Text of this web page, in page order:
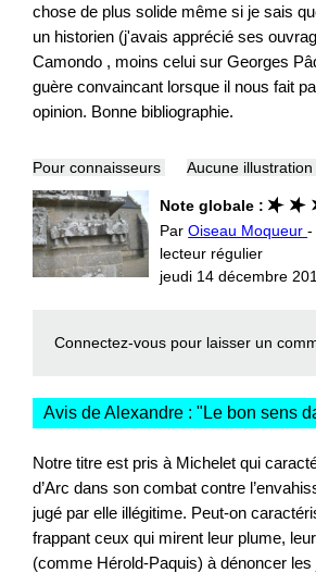
chose de plus solide même si je sais
un historien (j'avais apprécié ses
Camondo , moins celui sur Georges
guère convaincant lorsque il nous fait
opinion. Bonne bibliographie.
Pour connaisseurs Aucune illustration
Note globale :
ParOiseau Moqueur-
lecteur régulier
jeudi 14 décembre
Connectez-vous pour laisser un
Avis de Alexandre : " Le bon sens
Notre titre est pris à Michelet qui
d’Arc dans son combat contre
jugé par elle illégitime. Peut-on
frappant ceux qui mirent leur plume,
(comme Hérold-Paquis) à dénoncer les